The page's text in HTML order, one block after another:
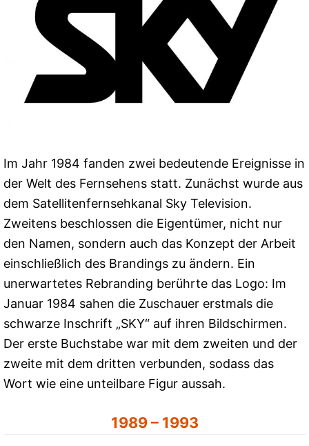
Im Jahr 1984 fanden zwei bedeutende Ereignisse in
der Welt des Fernsehens statt. Zunächst wurde aus
dem Satellitenfernsehkanal Sky Television.
Zweitens beschlossen die Eigentümer, nicht nur
den Namen, sondern auch das Konzept der Arbeit
einschließlich des Brandings zu ändern. Ein
unerwartetes Rebranding berührte das Logo: Im
Januar 1984 sahen die Zuschauer erstmals die
schwarze Inschrift „SKY“ auf ihren Bildschirmen.
Der erste Buchstabe war mit dem zweiten und der
zweite mit dem dritten verbunden, sodass das
Wort wie eine unteilbare Figur aussah.
1989 – 1993